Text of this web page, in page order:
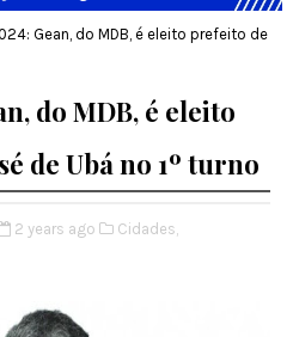
Gean, do MDB, é eleito prefeito de
do MDB, é eleito
de Ubá no 1º turno
2 years ago Cidades,